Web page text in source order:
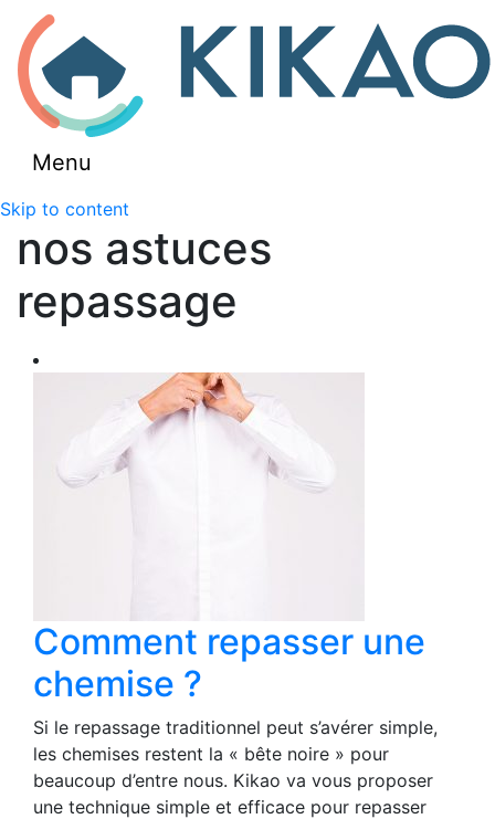
Menu
Skip to content
nos astuces
repassage
Comment repasser une
chemise ?
Si le repassage traditionnel peut s’avérer simple,
les chemises restent la « bête noire » pour
beaucoup d’entre nous. Kikao va vous proposer
une technique simple et efficace pour repasser